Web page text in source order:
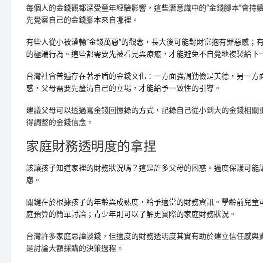
每個人的金錢觀都深受童年經驗影響，這些潛意識中的”金錢腳本”會
先覺察自己的金錢腳本來自哪裡。
有些人從小被灌輸”金錢萬惡”的觀念，長大後可能對財富抱有罪惡感
的極端行為。這些都需要先被看見與療癒，才能避免不自覺地複製給下
台灣社會普遍存在著矛盾的金錢文化：一方面強調勤儉是美德，另一
惑，父母需要先釐清自己的立場，才能給予一致性的引導。
建議父母可以透過寫金錢回憶錄的方式，記錄自己從小到大的金錢相
得調整的金錢信念。
家庭財務透明度的拿捏
該讓孩子知道家裡的財務狀況嗎？這是許多父母的困惑。過度保護可
慮。
關鍵在於根據孩子的年齡與成熟度，給予適當的財務資訊。學齡前兒
庭預算的簡單討論；青少年則可以了解更實際的家庭財務狀況。
台灣許多家庭忌諱談錢，但適度的財務透明度其實有助於建立信任感
是討論大額採購的決策過程。